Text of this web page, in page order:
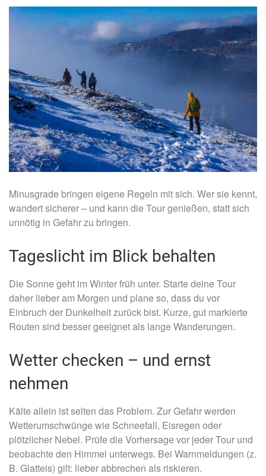
Minusgrade bringen eigene Regeln mit sich. Wer sie kennt,
wandert sicherer – und kann die Tour genießen, statt sich
unnötig in Gefahr zu bringen.
Tageslicht im Blick behalten
Die Sonne geht im Winter früh unter. Starte deine Tour
daher lieber am Morgen und plane so, dass du vor
Einbruch der Dunkelheit zurück bist. Kurze, gut markierte
Routen sind besser geeignet als lange Wanderungen.
Wetter checken – und ernst
nehmen
Kälte allein ist selten das Problem. Zur Gefahr werden
Wetterumschwünge wie Schneefall, Eisregen oder
plötzlicher Nebel. Prüfe die Vorhersage vor jeder Tour und
beobachte den Himmel unterwegs. Bei Warnmeldungen (z.
B. Glatteis) gilt: lieber abbrechen als riskieren.